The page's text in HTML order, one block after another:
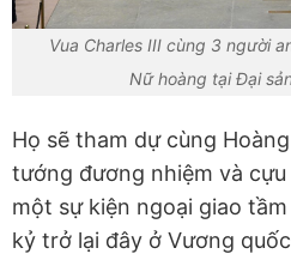
Vua Charles III cùng 3 người
Nữ hoàng tại Đại
Họ sẽ tham dự cùng
tướng đương nhiệm và
một sự kiện ngoại giao
kỷ trở lại đây ở Vương